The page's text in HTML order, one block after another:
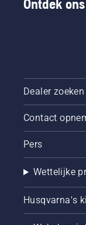
Ontdek
Dealer zoeken
Contact
Pers
Wettelijke
Husqvarna's